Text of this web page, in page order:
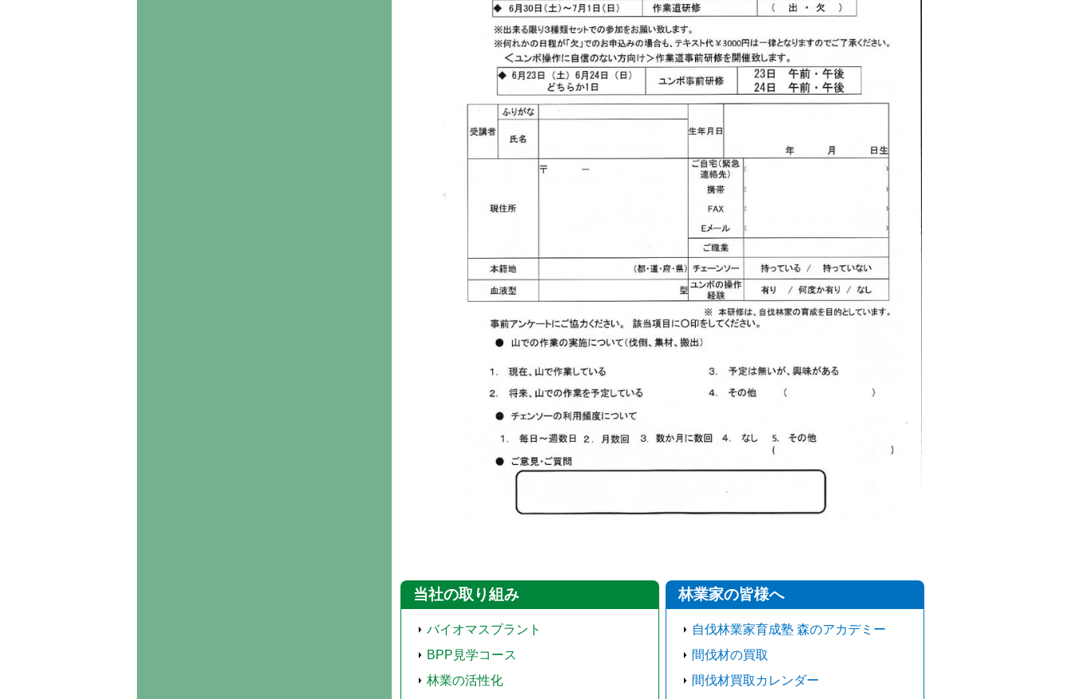
当社の取り組み
バイオマスプラント
BPP見学コース
林業の活性化
林業家の皆様へ
自伐林業家育成塾 森のアカデミー
間伐材の買取
間伐材買取カレンダー